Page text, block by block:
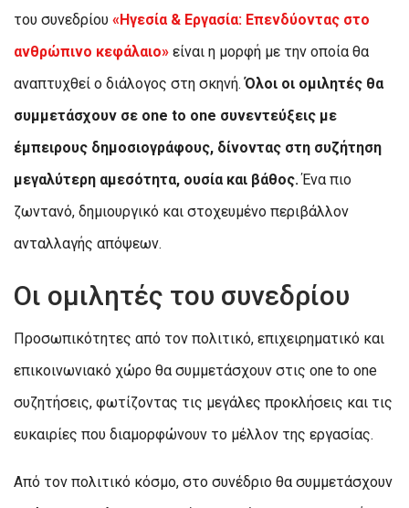
του συνεδρίου «Ηγεσία & Εργασία: Επενδύοντας στο
ανθρώπινο κεφάλαιο» είναι η μορφή με την οποία θα
αναπτυχθεί ο διάλογος στη σκηνή.Όλοι οι ομιλητές θα
συμμετάσχουν σε one to one συνεντεύξεις με
έμπειρους δημοσιογράφους, δίνοντας στη συζήτηση
μεγαλύτερη αμεσότητα, ουσία και βάθος.Ένα πιο
ζωντανό, δημιουργικό και στοχευμένο περιβάλλον
ανταλλαγής απόψεων.
Οι ομιλητές του συνεδρίου
Προσωπικότητες από τον πολιτικό, επιχειρηματικό και
επικοινωνιακό χώρο θα συμμετάσχουν στις one to one
συζητήσεις, φωτίζοντας τις μεγάλες προκλήσεις και τις
ευκαιρίες που διαμορφώνουν το μέλλον της εργασίας.
Από τον πολιτικό κόσμο, στο συνέδριο θα συμμετάσχουν